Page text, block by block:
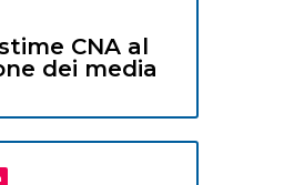
CNA al
dei media